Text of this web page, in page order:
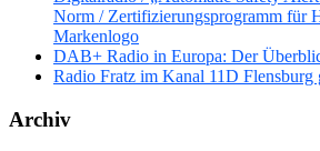
Norm / Zertifizierungsprogramm für
Markenlogo
DAB+ Radio in Europa: Der
Radio Fratz im Kanal 11D Flensburg
Archiv